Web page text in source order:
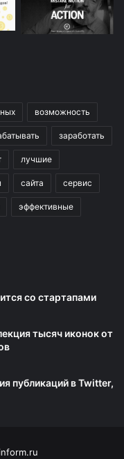
возможность
заработать
лучшие
сайта сервис
эффективные
со стартапами
тысяч иконок от
публикаций в Twitter,